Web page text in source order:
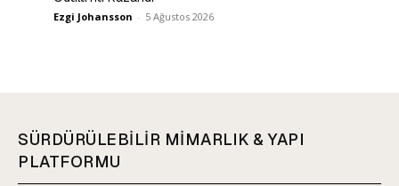
Ezgi Johansson - 5 Ağustos 2026
SÜRDÜRÜLEBİLİR MİMARLIK & YAPI
PLATFORMU